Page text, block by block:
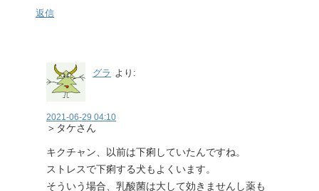
返信
グラ より:
2021-06-29 04:10
＞タケさん
キクチャン、以前は下痢していたんですね。
ストレスで下痢する犬もよくいます。
そういう場合、乳酸菌は大して効きませんし薬も